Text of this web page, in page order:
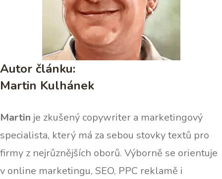
Autor článku:
Martin Kulhánek
Martin je zkušený copywriter a marketingový
specialista, který má za sebou stovky textů pro
firmy z nejrůznějších oborů. Výborně se orientuje
v online marketingu, SEO, PPC reklamě i